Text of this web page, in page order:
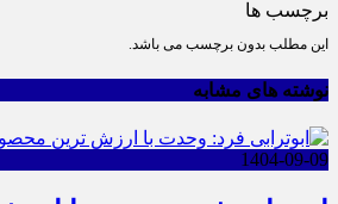
برچسب ها
این مطلب بدون برچسب می باشد.
نوشته های مشابه
1404-09-09